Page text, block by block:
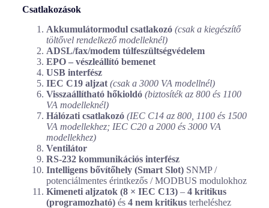
Csatlakozások
Akkumulátormodul csatlakozó (csak a kiegészítő
töltővel rendelkező modelleknél)
ADSL/fax/modem túlfeszültségvédelem
EPO – vészleállító bemenet
USB interfész
IEC C19 aljzat (csak a 3000 VA modellnél)
Visszaállítható hőkioldó (biztosíték az 800 és 1100
VA modelleknél)
Hálózati csatlakozó (IEC C14 az 800, 1100 és 1500
VA modellekhez; IEC C20 a 2000 és 3000 VA
modellekhez)
Ventilátor
RS-232 kommunikációs interfész
Intelligens bővítőhely (Smart Slot)SNMP /
potenciálmentes érintkezős / MODBUS modulokhoz
Kimeneti aljzatok (8 × IEC C13)– 4 kritikus
(programozható)és 4 nem kritikusterheléshez